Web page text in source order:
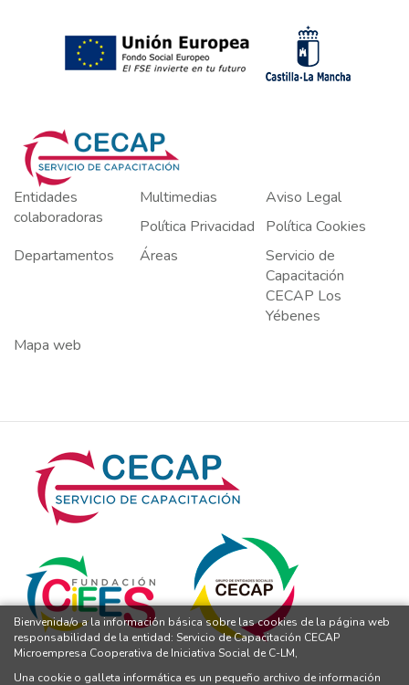
Entidades
colaboradoras
Multimedias
Aviso Legal
Política Privacidad
Política Cookies
Departamentos
Áreas
Servicio de
Capacitación
CECAP Los
Yébenes
Mapa web
Bienvenida/o a la información básica sobre las cookies de la página web
responsabilidad de la entidad: Servicio de Capacitación CECAP
Microempresa Cooperativa de Iniciativa Social de C-LM,
Una cookie o galleta informática es un pequeño archivo de información